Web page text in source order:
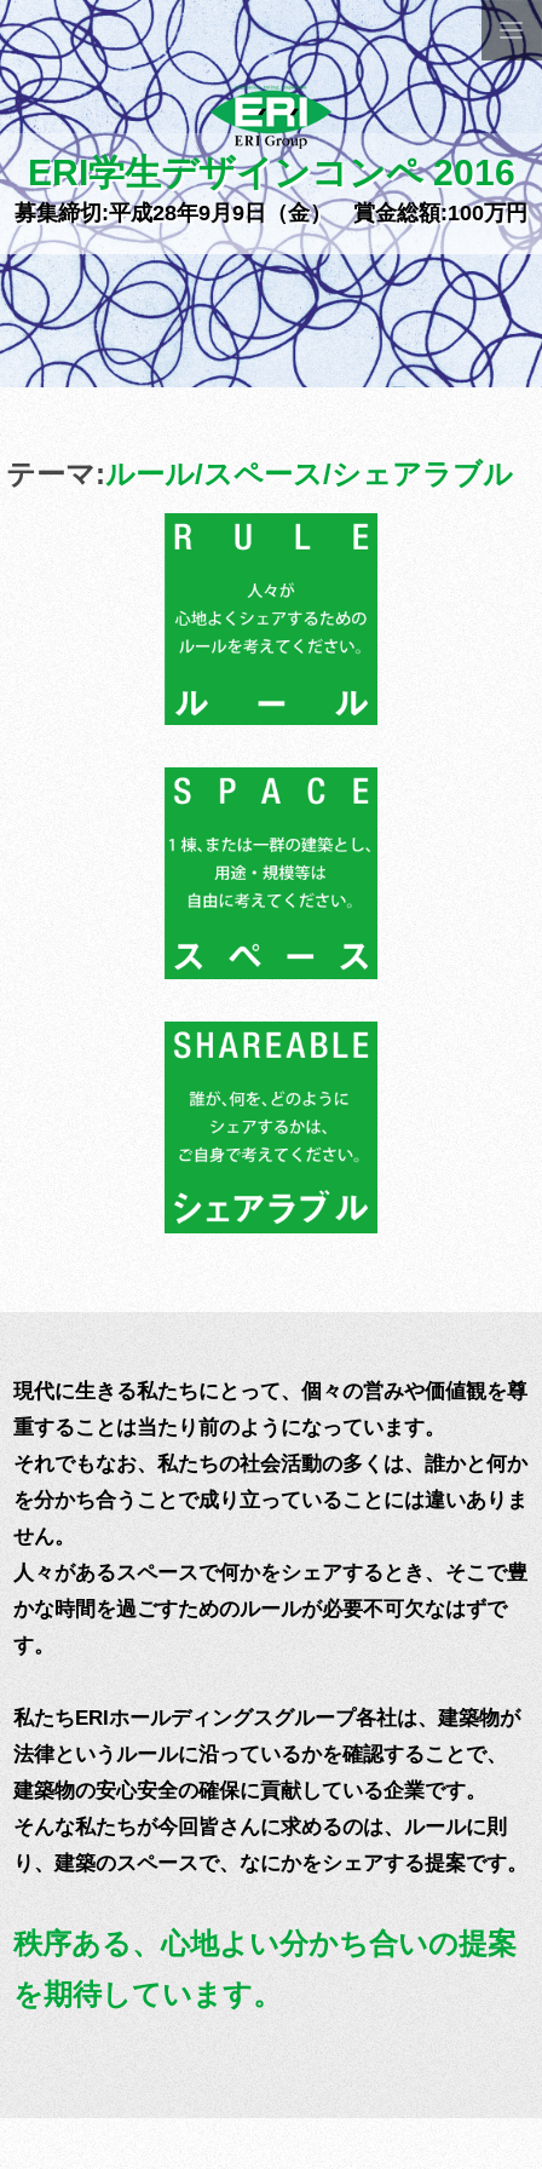
ERI学生デザインコンペ 2016
募集締切:平成28年9月9日（金） 賞金総額:100万円
テーマ:ルール/スペース/シェアラブル
現代に生きる私たちにとって、個々の営みや価値観を尊
重することは当たり前のようになっています。
それでもなお、私たちの社会活動の多くは、誰かと何か
を分かち合うことで成り立っていることには違いありま
せん。
人々があるスペースで何かをシェアするとき、そこで豊
かな時間を過ごすためのルールが必要不可欠なはずで
す。
私たちERIホールディングスグループ各社は、建築物が
法律というルールに沿っているかを確認することで、
建築物の安心安全の確保に貢献している企業です。
そんな私たちが今回皆さんに求めるのは、ルールに則
り、建築のスペースで、なにかをシェアする提案です。
秩序ある、心地よい分かち合いの提案
を期待しています。